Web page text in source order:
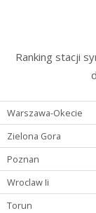
Ranking stacji
Warszawa-Okecie
Zielona Gora
Poznan
Wroclaw Ii
Torun